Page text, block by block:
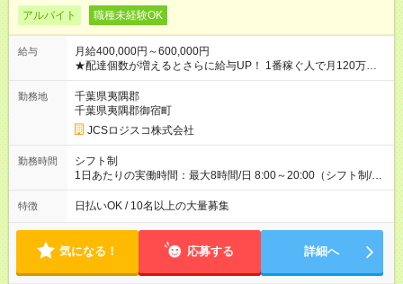
アルバイト 職種未経験OK
給与
月給400,000円～600,000円
★配達個数が増えるとさらに給与UP！ 1番稼ぐ人で月120万ほ
ど！ ・主要都市エリア 月収55万円／週5日稼働 月収65万~112
万円／週6日稼働 ・地方郊外エリア 月収40万円／週5日稼働 月
収40万円~50万円／週6日稼働 ＜モデルイメージ＞ ■月収50万
円 (27歳男性/江東区在住)※元建築関係 1日150個配達×25日勤務
(日休み) ■月収80万円(43歳男性/墨田区在住)※元営業 1日200個
勤務地
千葉県夷隅郡
千葉県夷隅郡御宿町
JCSロジスコ株式会社
勤務時間
シフト制
1日あたりの実働時間：最大8時間/日 8:00～20:00（シフト制/実
働8時間） ※週5日勤務（場所次第では週4も有り） ※配達状況に
よって時間外での勤務可能性有り ※案件により多少の前後あり
特徴 日払いOK / 10名以上の大量募集
気になる！ 応募する 詳細へ